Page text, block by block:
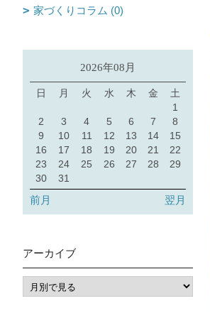
家づくりコラム (0)
2026年08月
日 月 火 水 木 金
土
1
2
3 4 5 6 7
8
9
10 11 12 13 14
15
16
17 18 19 20 21
22
23
24 25 26 27 28
29
30
31
前月 翌月
アーカイブ